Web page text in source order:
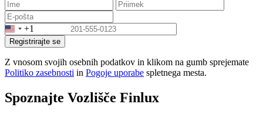
+1
Registrirajte se
Z vnosom svojih osebnih podatkov in klikom na gumb sprejemate
Politiko zasebnosti in Pogoje uporabe spletnega mesta.
Spoznajte Vozlišče Finlux